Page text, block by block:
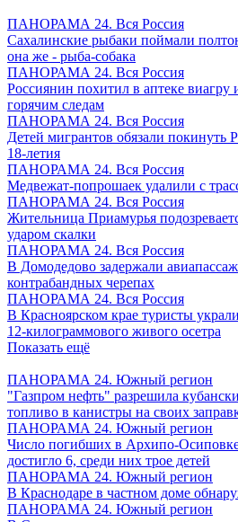
ПАНОРАМА 24. Вся Россия
Сахалинские рыбаки поймали
она же - рыба-собака
ПАНОРАМА 24. Вся Россия
Россиянин похитил в аптеке виагру
горячим следам
ПАНОРАМА 24. Вся Россия
Детей мигрантов обязали покинуть
18-летия
ПАНОРАМА 24. Вся Россия
Медвежат-попрошаек удалили с
ПАНОРАМА 24. Вся Россия
Жительница Приамурья
ударом скалки
ПАНОРАМА 24. Вся Россия
В Домодедово задержали
контрабандных черепах
ПАНОРАМА 24. Вся Россия
В Красноярском крае туристы
12-килограммового живого осетра
Показать ещё
ПАНОРАМА 24. Южный регион
"Газпром нефть" разрешила
топливо в канистры на своих
ПАНОРАМА 24. Южный регион
Число погибших в Архипо-
достигло 6, среди них трое детей
ПАНОРАМА 24. Южный регион
В Краснодаре в частном доме
ПАНОРАМА 24. Южный регион